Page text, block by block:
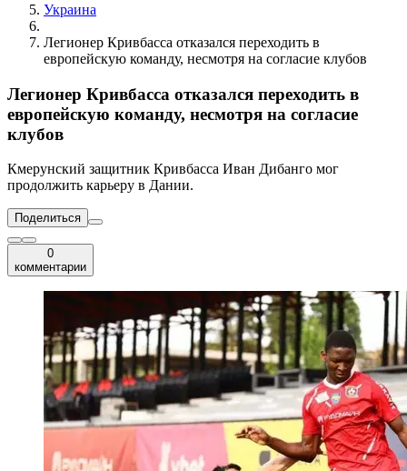
Украина
Легионер Кривбасса отказался переходить в
европейскую команду, несмотря на согласие клубов
Легионер Кривбасса отказался переходить в
европейскую команду, несмотря на согласие
клубов
Кмерунский защитник Кривбасса Иван Дибанго мог
продолжить карьеру в Дании.
Поделиться
0
комментарии